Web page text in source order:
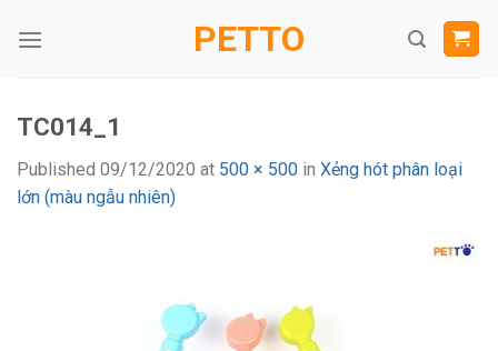
PETTO
TC014_1
Published 09/12/2020 at 500 × 500 in Xẻng hót phân loại
lớn (màu ngẫu nhiên)